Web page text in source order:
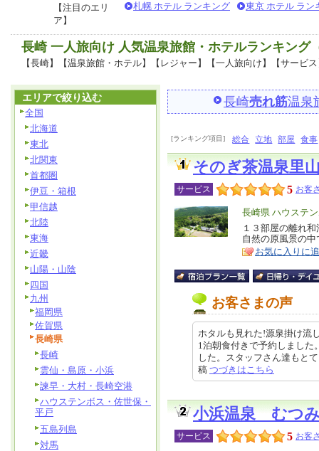
【注目のエリ
ア】
札幌 ホテル ランキング 東京 ホテル ラン
長崎 一人旅向け 人気温泉旅館・ホテルランキング
【長崎】【温泉旅館・ホテル】【レジャー】【一人旅向け】【サービ
長崎売れ筋温泉
[ランキング項目] 総合 立地 部屋 食事
そのぎ茶温泉里
サービス 5 お客
エ
リ
ア
長崎県 ハウステ
特
徴
１３部屋の離れ
自然の原風景の
お気に入りに
お客さまの声
ホタルも見れた!源泉掛け流
1泊朝食付きで予約しました
した。スタッフさん達もと
稿 つづきはこちら
小浜温泉 むつ
サービス 5 お客
エリアで絞り込む
全国
北海道
東北
北関東
首都圏
伊豆・箱根
甲信越
北陸
東海
近畿
山陽・山陰
四国
九州
福岡県
佐賀県
長崎県
長崎
雲仙・島原・小浜
諫早・大村・長崎空港
ハウステンボス・佐世保・
平戸
五島列島
対馬